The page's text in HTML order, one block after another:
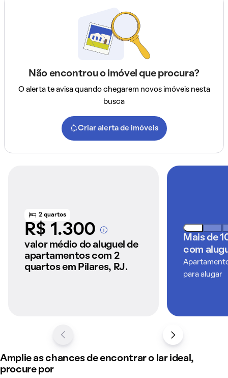
Não encontrou o imóvel que procura?
O alerta te avisa quando chegarem novos imóveis nesta
busca
Criar alerta de imóveis
2 quartos
R$ 1.300A partir dos imóveis
anunciados pelo
QuintoAndar
valor médio do aluguel de
apartamentos com 2
quartos em Pilares, RJ.
Mais de
com
para alugar
Amplie as chances de encontrar o lar ideal,
procure por